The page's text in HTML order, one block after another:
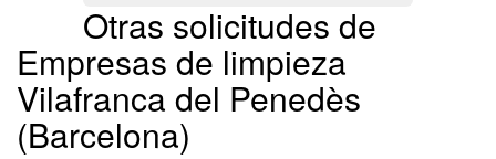
Otras solicitudes de
Empresas de limpieza
Vilafranca del Penedès
(Barcelona)